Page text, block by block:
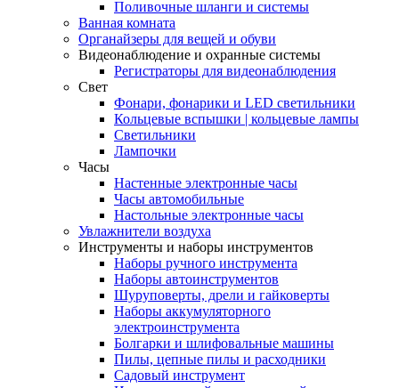
Поливочные шланги и системы
Ванная комната
Органайзеры для вещей и обуви
Видеонаблюдение и охранные системы
Регистраторы для видеонаблюдения
Свет
Фонари, фонарики и LED светильники
Кольцевые вспышки | кольцевые лампы
Светильники
Лампочки
Часы
Настенные электронные часы
Часы автомобильные
Настольные электронные часы
Увлажнители воздуха
Инструменты и наборы инструментов
Наборы ручного инструмента
Наборы автоинструментов
Шуруповерты, дрели и гайковерты
Наборы аккумуляторного
электроинструмента
Болгарки и шлифовальные машины
Пилы, цепные пилы и расходники
Садовый инструмент